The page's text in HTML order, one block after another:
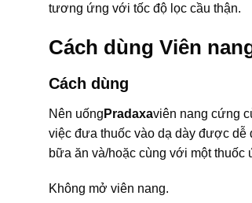
tương ứng với tốc độ lọc cầu thận.
Cách dùng Viên
Cách dùng
Nên uống Pradaxaviên nang cứng
việc đưa thuốc vào dạ dày được dễ
bữa ăn và/hoặc cùng với một
Không mở viên nang.